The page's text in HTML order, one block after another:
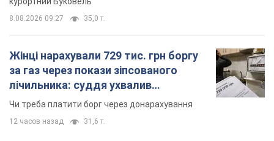
8.08.2026 09:27 35,0 т.
Жінці нарахували 729 тис. грн боргу
за газ через покази зіпсованого
лічильника: суддя ухвалив
неочікуване рішення
Чи треба платити борг через донарахування
12 часов назад 31,6 т.